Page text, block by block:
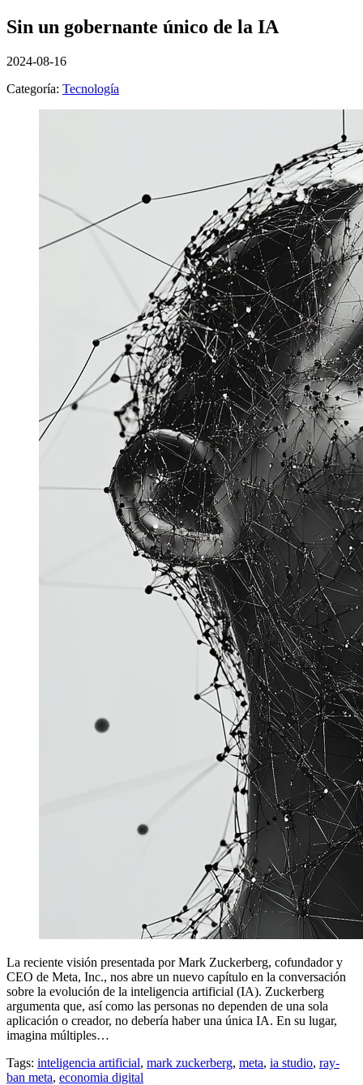
Sin un gobernante único de la IA
2024-08-16
Categoría: Tecnología
La reciente visión presentada por Mark Zuckerberg, cofundador y
CEO de Meta, Inc., nos abre un nuevo capítulo en la conversación
sobre la evolución de la inteligencia artificial (IA). Zuckerberg
argumenta que, así como las personas no dependen de una sola
aplicación o creador, no debería haber una única IA. En su lugar,
imagina múltiples…
Tags: inteligencia artificial, mark zuckerberg, meta, ia studio, ray-
ban meta, economia digital